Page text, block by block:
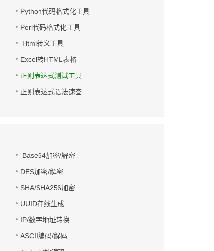
Python代码格式化工具
Perl代码格式化工具
Html转义工具
Excel转HTML表格
正则表达式测试工具
正则表达式语法速查
Base64加密/解密
DES加密/解密
SHA/SHA256加密
UUID在线生成
IP/数字地址转换
ASCII编码/解码